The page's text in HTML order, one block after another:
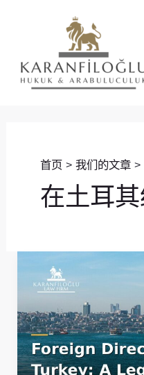
首页 我们的文章
在土耳
其
外
商
直
接